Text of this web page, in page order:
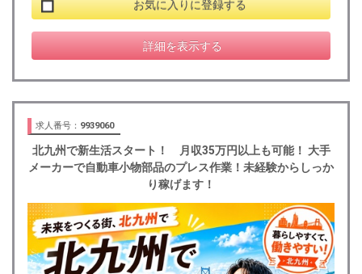
お気に入りに登録する
詳細を表示する
求人番号： 9939060
北九州で新生活スタート！ 月収35万円以上も可能！ 大手
メーカーで自動車小物部品のプレス作業！未経験からしっか
り稼げます！